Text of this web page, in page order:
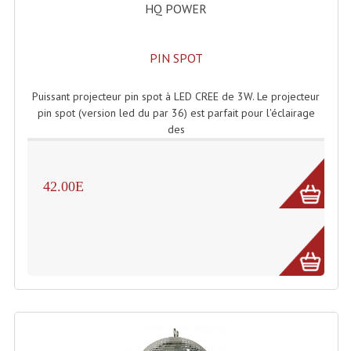
Crochets Et Accessoires
Monotubes Et Angles 50mm
Structures
HQ POWER
PIN SPOT
Puissant projecteur pin spot à LED CREE de 3W. Le projecteur
pin spot (version led du par 36) est parfait pour l'éclairage
des
42.00E